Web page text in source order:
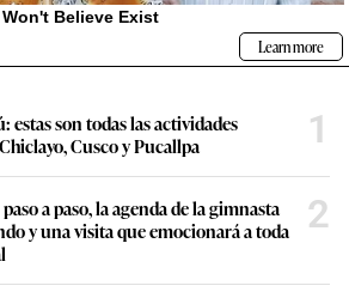
estas son todas las actividades
Cusco y Pucallpa
1
a paso, la agenda de la gimnasta
y una visita que emocionará a toda
2